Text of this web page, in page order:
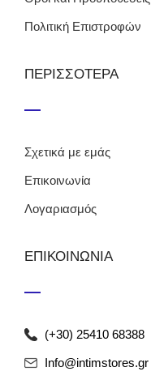
Πολιτική Επιστροφών
ΠΕΡΙΣΣΟΤΕΡΑ
Σχετικά με εμάς
Επικοινωνία
Λογαριασμός
ΕΠΙΚΟΙΝΩΝΙΑ
(+30) 25410 68388
Info@intimstores.gr